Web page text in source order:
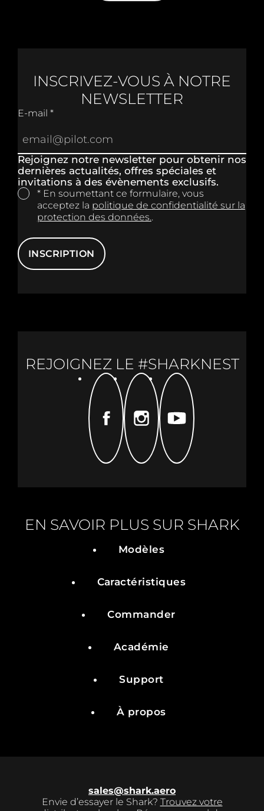
INSCRIVEZ-VOUS À NOTRE
NEWSLETTER
E-mail *
Rejoignez notre newsletter pour obtenir nos
dernières actualités, offres spéciales et
invitations à des évènements exclusifs.
* En soumettant ce formulaire, vous
acceptez la politique de confidentialité sur la
protection des données..
INSCRIPTION
REJOIGNEZ LE #SHARKNEST
FACEBOOKINSTAGRAMYOUTUBE
EN SAVOIR PLUS SUR SHARK
Modèles
Caractéristiques
Commander
Académie
Support
À propos
sales@shark.aero
Envie d’essayer le Shark? Trouvez votre